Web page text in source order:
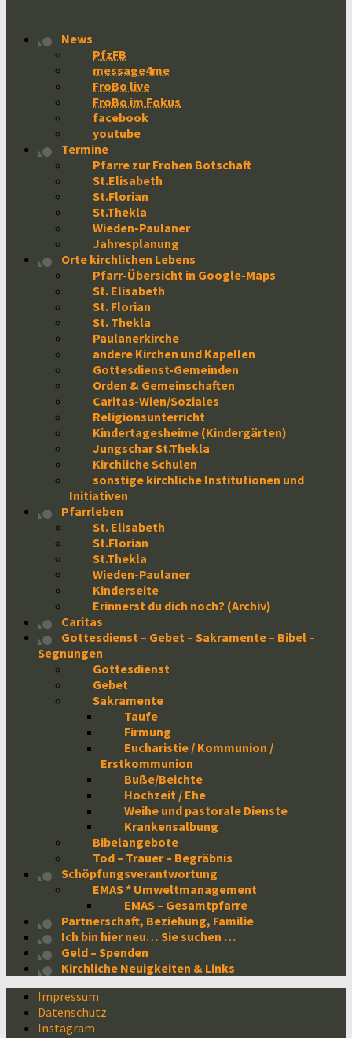
News
PfzFB
message4me
FroBo live
FroBo im Fokus
facebook
youtube
Termine
Pfarre zur Frohen Botschaft
St.Elisabeth
St.Florian
St.Thekla
Wieden-Paulaner
Jahresplanung
Orte kirchlichen Lebens
Pfarr-Übersicht in Google-Maps
St. Elisabeth
St. Florian
St. Thekla
Paulanerkirche
andere Kirchen und Kapellen
Gottesdienst-Gemeinden
Orden & Gemeinschaften
Caritas-Wien/Soziales
Religionsunterricht
Kindertagesheime (Kindergärten)
Jungschar St.Thekla
Kirchliche Schulen
sonstige kirchliche Institutionen und
Initiativen
Pfarrleben
St. Elisabeth
St.Florian
St.Thekla
Wieden-Paulaner
Kinderseite
Erinnerst du dich noch? (Archiv)
Caritas
Gottesdienst – Gebet – Sakramente – Bibel –
Segnungen
Gottesdienst
Gebet
Sakramente
Taufe
Firmung
Eucharistie / Kommunion /
Erstkommunion
Buße/Beichte
Hochzeit / Ehe
Weihe und pastorale Dienste
Krankensalbung
Bibelangebote
Tod – Trauer – Begräbnis
Schöpfungsverantwortung
EMAS * Umweltmanagement
EMAS – Gesamtpfarre
Partnerschaft, Beziehung, Familie
Ich bin hier neu… Sie suchen …
Geld – Spenden
Kirchliche Neuigkeiten & Links
Impressum
Datenschutz
Instagram